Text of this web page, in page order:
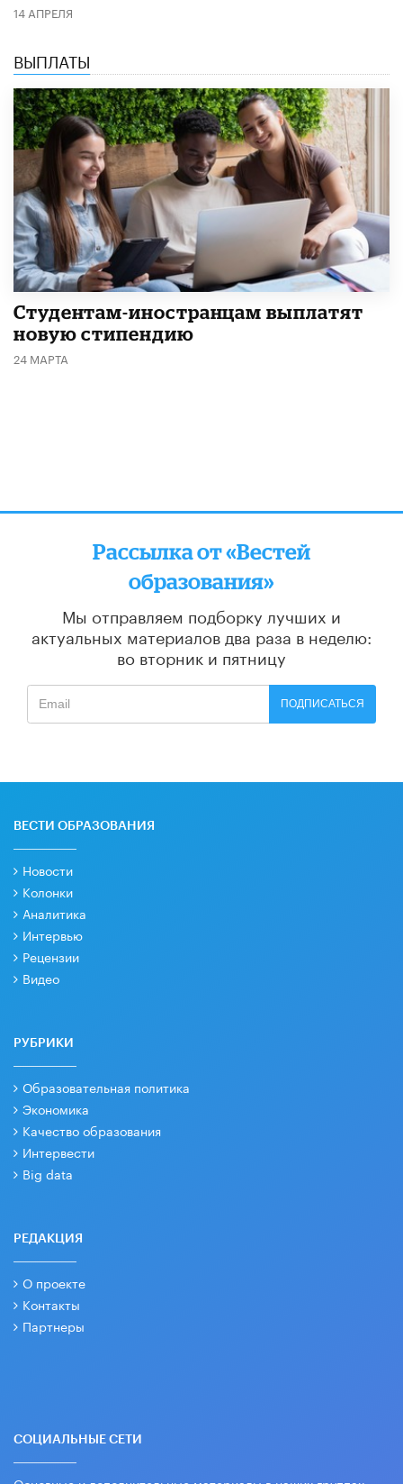
14 АПРЕЛЯ
ВЫПЛАТЫ
Студентам-иностранцам выплатят
новую стипендию
24 МАРТА
Рассылка от «Вестей
образования»
Мы отправляем подборку лучших и
актуальных материалов два раза в неделю:
во вторник и пятницу
ПОДПИСАТЬСЯ
ВЕСТИ ОБРАЗОВАНИЯ
Новости
Колонки
Аналитика
Интервью
Рецензии
Видео
РУБРИКИ
Образовательная политика
Экономика
Качество образования
Интервести
Big data
РЕДАКЦИЯ
О проекте
Контакты
Партнеры
СОЦИАЛЬНЫЕ СЕТИ